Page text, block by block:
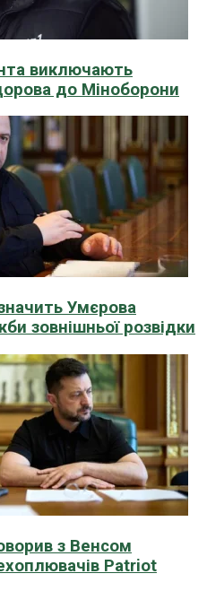
виключають
до Міноборони
Умєрова
зовнішньої розвідки
з Венсом
Patriot